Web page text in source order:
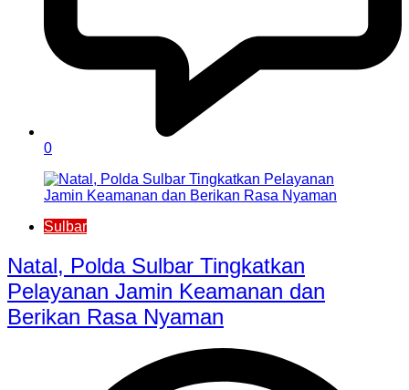
0
Sulbar
Natal, Polda Sulbar Tingkatkan
Pelayanan Jamin Keamanan dan
Berikan Rasa Nyaman